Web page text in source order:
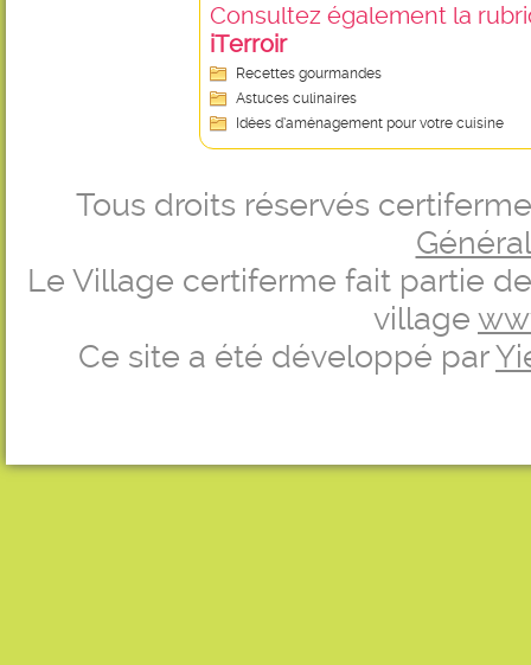
Consultez également la
iTerroir
Recettes gourmandes
Astuces culinaires
Idées d’aménagement pour votre cuisine
Tous droits réservés
Le Village certiferme fait partie
village
Ce site a été développé par